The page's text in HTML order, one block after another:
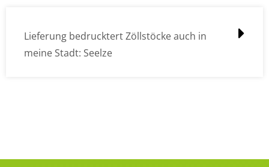
Lieferung bedrucktert Zöllstöcke auch in
meine Stadt: Seelze